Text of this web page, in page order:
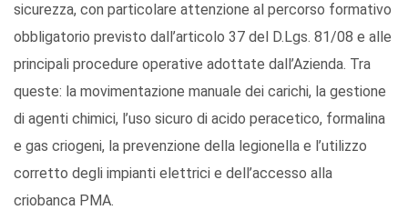
sicurezza, con particolare attenzione al percorso formativo
obbligatorio previsto dall’articolo 37 del D.Lgs. 81/08 e alle
principali procedure operative adottate dall’Azienda. Tra
queste: la movimentazione manuale dei carichi, la gestione
di agenti chimici, l’uso sicuro di acido peracetico, formalina
e gas criogeni, la prevenzione della legionella e l’utilizzo
corretto degli impianti elettrici e dell’accesso alla
criobanca PMA.